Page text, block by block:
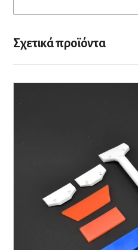
Σχετικά προϊόντα